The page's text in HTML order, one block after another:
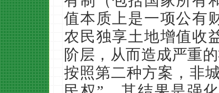
值本质上是一项公有
农民独享土地增值收
阶层，从而造成严重
按照第二种方案，非